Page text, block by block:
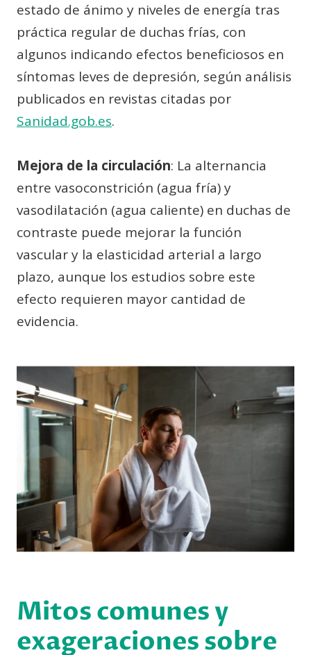
estado de ánimo y niveles de energía tras
práctica regular de duchas frías, con
algunos indicando efectos beneficiosos en
síntomas leves de depresión, según análisis
publicados en revistas citadas por
Sanidad.gob.es.
Mejora de la circulación: La alternancia
entre vasoconstrición (agua fría) y
vasodilatación (agua caliente) en duchas de
contraste puede mejorar la función
vascular y la elasticidad arterial a largo
plazo, aunque los estudios sobre este
efecto requieren mayor cantidad de
evidencia.
Mitos comunes y
exageraciones sobre